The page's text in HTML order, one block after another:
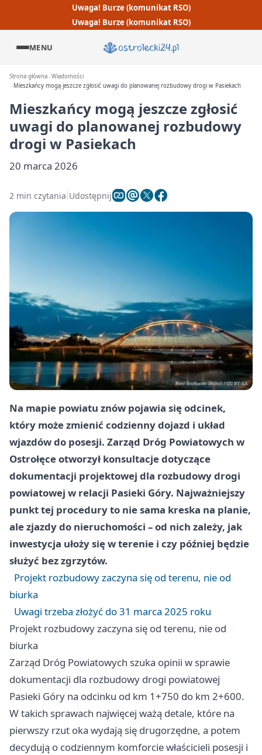
Uwaga! Burze (komunikat RSO)
Uwaga! Burze (komunikat RSO)
MENU
Strona główna Wiadomości
Mieszkańcy mogą jeszcze zgłosić uwagi do planowanej rozbudowy drogi w Pasiekach
Mieszkańcy mogą jeszcze zgłosić
uwagi do planowanej rozbudowy
drogi w Pasiekach
20 marca 2026
2 min czytania Udostępnij
Na mapie powiatu znów pojawia się odcinek,
który może zmienić codzienny dojazd i układ
wjazdów do posesji. Zarząd Dróg Powiatowych w
Ostrołęce otworzył konsultacje dotyczące
dokumentacji projektowej dla rozbudowy drogi
powiatowej w relacji Pasieki Góry. Najważniejszy
punkt tej procedury to nie sama kreska na planie,
ale zjazdy do nieruchomości – od nich zależy, jak
inwestycja ułoży się w terenie i czy później będzie
służyć bez zgrzytów.
Projekt rozbudowy zaczyna się od terenu, nie od
biurka
Uwagi trzeba złożyć do 31 marca 2025 roku
Projekt rozbudowy zaczyna się od terenu, nie od
biurka
Zarząd Dróg Powiatowych szuka opinii w sprawie
dokumentacji dla rozbudowy drogi powiatowej
Pasieki Góry na odcinku od km 1+750 do km 2+600.
W takich sprawach najwięcej ważą detale, które na
pierwszy rzut oka wydają się drugorzędne, a potem
decydują o codziennym komforcie właścicieli posesji i